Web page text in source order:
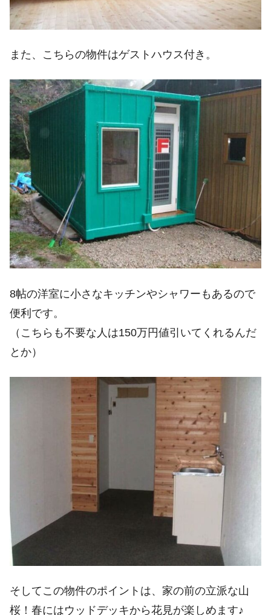
また、こちらの物件はゲストハウス付き。
8帖の洋室に小さなキッチンやシャワーもあるので
便利です。
（こちらも不要な人は150万円値引いてくれるんだ
とか）
そしてこの物件のポイントは、家の前の立派な山
桜！春にはウッドデッキから花見が楽しめます♪